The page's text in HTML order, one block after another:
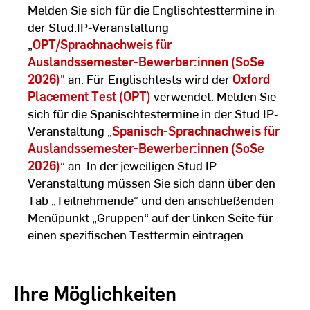
Melden Sie sich für die Englischtesttermine in
der Stud.IP-Veranstaltung
„OPT/Sprachnachweis für
Auslandssemester-Bewerber:innen (SoSe
2026)" an. Für Englischtests wird der Oxford
Placement Test (OPT) verwendet. Melden Sie
sich für die Spanischtestermine in der Stud.IP-
Veranstaltung „Spanisch-Sprachnachweis für
Auslandssemester-Bewerber:innen (SoSe
2026)“ an. In der jeweiligen Stud.IP-
Veranstaltung müssen Sie sich dann über den
Tab „Teilnehmende“ und den anschließenden
Menüpunkt „Gruppen“ auf der linken Seite für
einen spezifischen Testtermin eintragen.
Ihre Möglichkeiten